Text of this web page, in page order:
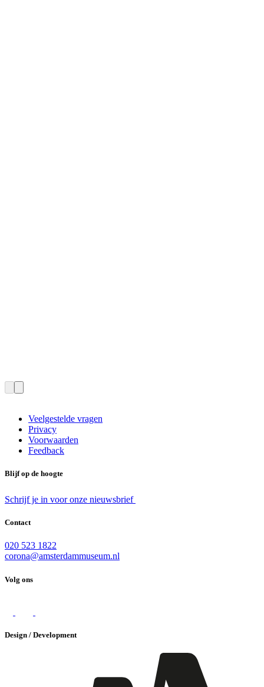
Veelgestelde vragen
Privacy
Voorwaarden
Feedback
Blijf op de hoogte
Schrijf je in voor onze nieuwsbrief
Contact
020 523 1822
corona@amsterdammuseum.nl
Volg ons
Design / Development